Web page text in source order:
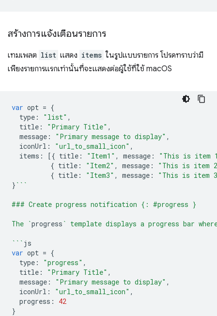
สร้างการแจ้งเตือนรายการ
เทมเพลต list แสดง items ในรูปแบบรายการ โปรดทราบว่ามี
เพียงรายการแรกเท่านั้นที่จะแสดงต่อผู้ใช้ที่ใช้ macOS
var opt = {
type : "list" ,
title : "Primary Title" ,
message : "Primary message to display" ,
iconUrl : "url_to_small_icon" ,
items : [{ title : "Item1" , message :
"This is item
{ title : "Item2" , message :
"This is item
{ title : "Item3" , message :
"This is item
} ```
### Create progress notification {: #progress }
The `progress ` template displays a progress bar
``` js
var opt = {
type : "progress" ,
title : "Primary Title" ,
message : "Primary message to display" ,
iconUrl : "url_to_small_icon" ,
progress :
42
}